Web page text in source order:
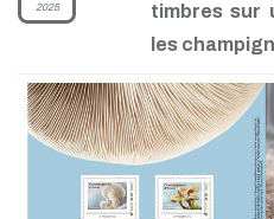
2025
timbres sur
les